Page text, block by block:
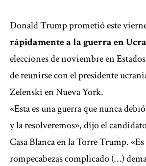
Donald Trump prometió este
rápidamente a la guerra en
elecciones de noviembre en
de reunirse con el presidente
Zelenski en Nueva York.
«Esta es una guerra que nunca
y la resolveremos», dijo el
Casa Blanca en la Torre Trump.
rompecabezas complicado (…)